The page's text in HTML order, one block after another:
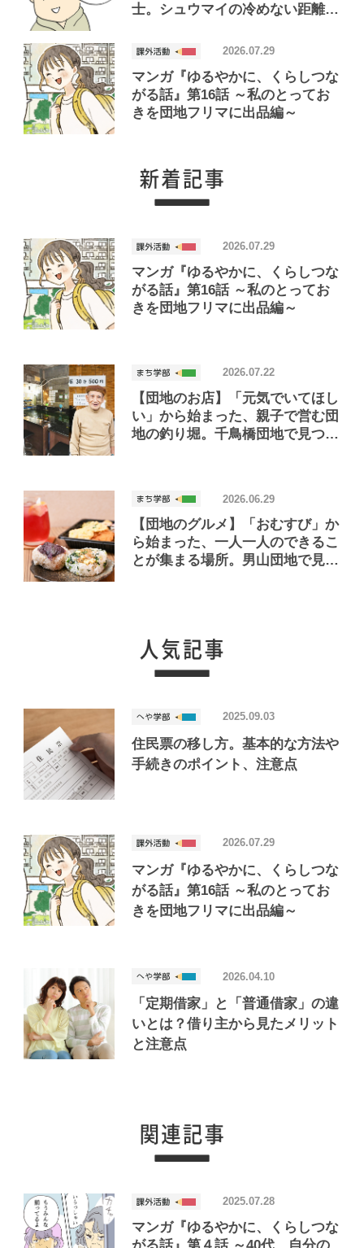
士。シュウマイの冷めない距離で
マンガ『ゆるやかに、くらしつな
がる話』第16話 ～私のとってお
きを団地フリマに出品編～
2026.07.29
マンガ『ゆるやかに、くらしつな
がる話』第16話 ～私のとってお
きを団地フリマに出品編～
2026.07.29
【団地のお店】「元気でいてほし
い」から始まった、親子で営む団
地の釣り堀。千鳥橋団地で見つけ
2026.07.22
【団地のグルメ】「おむすび」か
ら始まった、一人一人のできるこ
とが集まる場所。男山団地で見つ
2026.06.29
住民票の移し方。基本的な方法や
手続きのポイント、注意点
2025.09.03
マンガ『ゆるやかに、くらしつな
がる話』第16話 ～私のとってお
きを団地フリマに出品編～
2026.07.29
「定期借家」と「普通借家」の違
いとは？借り主から見たメリット
と注意点
2026.04.10
マンガ『ゆるやかに、くらしつな
2025.07.28